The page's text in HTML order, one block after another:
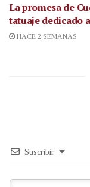
La promesa de
tatuaje dedicado
HACE 2 SEMANAS
Suscribir